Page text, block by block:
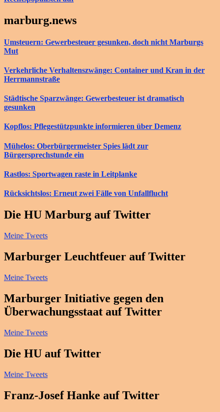
marburg.news
Umsteuern: Gewerbesteuer gesunken, doch nicht Marburgs
Mut
Verkehrliche Verhaltenszwänge: Container und Kran in der
Herrmannstraße
Städtische Sparzwänge: Gewerbesteuer ist dramatisch
gesunken
Kopflos: Pflegestützpunkte informieren über Demenz
Mühelos: Oberbürgermeister Spies lädt zur
Bürgersprechstunde ein
Rastlos: Sportwagen raste in Leitplanke
Rücksichtslos: Erneut zwei Fälle von Unfallflucht
Die HU Marburg auf Twitter
Meine Tweets
Marburger Leuchtfeuer auf Twitter
Meine Tweets
Marburger Initiative gegen den
Überwachungsstaat auf Twitter
Meine Tweets
Die HU auf Twitter
Meine Tweets
Franz-Josef Hanke auf Twitter